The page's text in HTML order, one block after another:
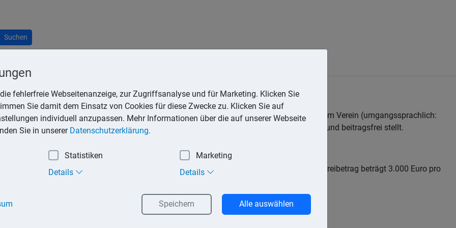
Suchen
dar, die der Staat besonders fördern möchte, wie die Aufgaben eines Übungsleiters im Verein (umgangssprachlich:
die danach benannte Übungsleiterpauschale geschaffen, die bestimmte Einkünfte steuer- und beitragsfrei stellt.
von nebenberuflichen Einkünften für bestimmte Tätigkeiten. Der Übungsleiterfreibetrag beträgt 3.000 Euro pro
oder Erzieher.
fehlerfreie Webseitenanzeige, zur Zugriffsanalyse und für Marketing. Klicken Sie
Sie damit dem Einsatz von Cookies für diese Zwecke zu. Klicken Sie auf
individuell anzupassen. Mehr Informationen über die auf unserer Webseite
Sie in unserer Datenschutzerklärung.
Statistiken
Marketing
Details Details
Speichern Alle auswählen